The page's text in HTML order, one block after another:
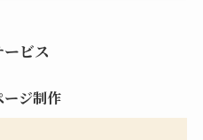
ビス
ージ制作